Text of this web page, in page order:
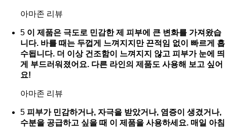
아마존 리뷰
5 이 제품은 극도로 민감한 제 피부에 큰 변화를 가져왔습
니다. 바를 때는 두껍게 느껴지지만 끈적임 없이 빠르게 흡
수됩니다. 더 이상 건조함이 느껴지지 않고 피부가 눈에 띄
게 부드러워졌어요. 다른 라인의 제품도 사용해 보고 싶어
요!
아마존 리뷰
5 피부가 민감하거나, 자극을 받았거나, 염증이 생겼거나,
수분을 공급하고 싶을 때 이 제품을 사용하세요. 매일 아침